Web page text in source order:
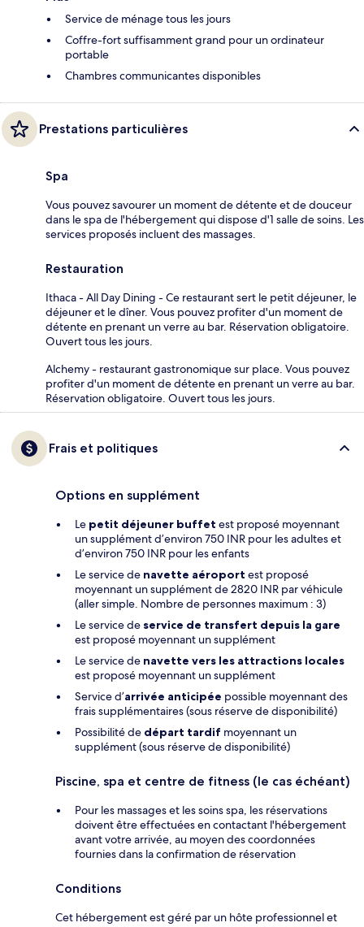
Service de ménage tous les jours
Coffre-fort suffisamment grand pour un ordinateur
portable
Chambres communicantes disponibles
Prestations particulières
Spa
Vous pouvez savourer un moment de détente et de douceur
dans le spa de l'hébergement qui dispose d'1 salle de soins. Les
services proposés incluent des massages.
Restauration
Ithaca - All Day Dining - Ce restaurant sert le petit déjeuner, le
déjeuner et le dîner. Vous pouvez profiter d'un moment de
détente en prenant un verre au bar. Réservation obligatoire.
Ouvert tous les jours.
Alchemy - restaurant gastronomique sur place. Vous pouvez
profiter d'un moment de détente en prenant un verre au bar.
Réservation obligatoire. Ouvert tous les jours.
Frais et politiques
Options en supplément
Le petit déjeuner buffet est proposé moyennant
un supplément d’environ 750 INR pour les adultes et
d’environ 750 INR pour les enfants
Le service de navette aéroport est proposé
moyennant un supplément de 2820 INR par véhicule
(aller simple. Nombre de personnes maximum : 3)
Le service de service de transfert depuis la gare
est proposé moyennant un supplément
Le service de navette vers les attractions locales
est proposé moyennant un supplément
Service d’arrivée anticipée possible moyennant des
frais supplémentaires (sous réserve de disponibilité)
Possibilité de départ tardif moyennant un
supplément (sous réserve de disponibilité)
Piscine, spa et centre de fitness (le cas échéant)
Pour les massages et les soins spa, les réservations
doivent être effectuées en contactant l'hébergement
avant votre arrivée, au moyen des coordonnées
fournies dans la confirmation de réservation
Conditions
Cet hébergement est géré par un hôte professionnel et